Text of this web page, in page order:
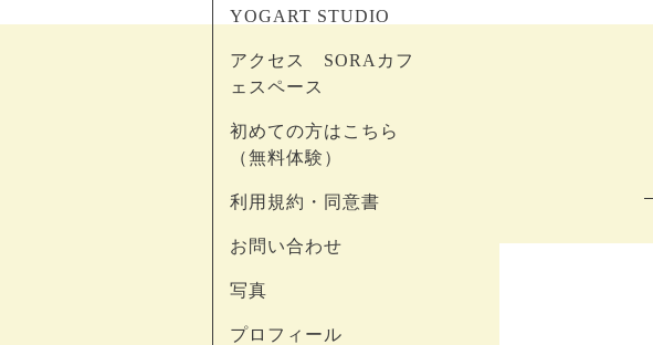
YOGART STUDIO
アクセス SORAカフ
ェスペース
初めての方はこちら
（無料体験）
利用規約・同意書
お問い合わせ
写真
プロフィール